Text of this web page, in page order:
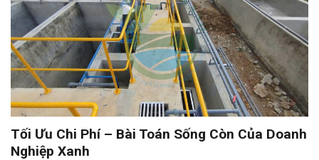
Tối Ưu Chi Phí – Bài Toán Sống Còn Của Doanh
Nghiệp Xanh